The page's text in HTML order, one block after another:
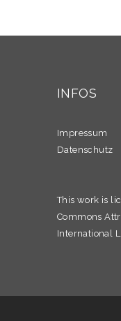
INFOS
Impressum
Datenschutz
This work is
Commons
International